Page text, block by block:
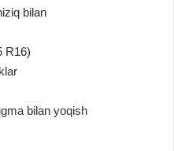
bilan
R16)
bilan yoqish